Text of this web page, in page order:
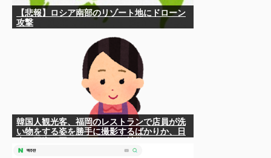
【悲報】ロシア南部のリゾート地にドローン
攻撃
韓国人観光客、福岡のレストランで店員が洗
い物をする姿を勝手に撮影するばかりか、日